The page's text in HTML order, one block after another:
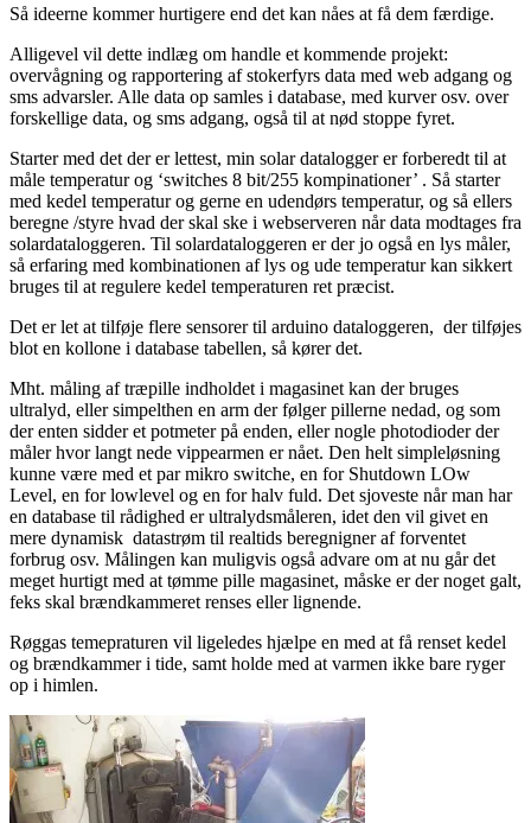
Så ideerne kommer hurtigere end det kan nåes at få dem færdige.
Alligevel vil dette indlæg om handle et kommende projekt:
overvågning og rapportering af stokerfyrs data med web adgang og
sms advarsler. Alle data op samles i database, med kurver osv. over
forskellige data, og sms adgang, også til at nød stoppe fyret.
Starter med det der er lettest, min solar datalogger er forberedt til at
måle temperatur og ‘switches 8 bit/255 kompinationer’ . Så starter
med kedel temperatur og gerne en udendørs temperatur, og så ellers
beregne /styre hvad der skal ske i webserveren når data modtages fra
solardataloggeren. Til solardataloggeren er der jo også en lys måler,
så erfaring med kombinationen af lys og ude temperatur kan sikkert
bruges til at regulere kedel temperaturen ret præcist.
Det er let at tilføje flere sensorer til arduino dataloggeren, der tilføjes
blot en kollone i database tabellen, så kører det.
Mht. måling af træpille indholdet i magasinet kan der bruges
ultralyd, eller simpelthen en arm der følger pillerne nedad, og som
der enten sidder et potmeter på enden, eller nogle photodioder der
måler hvor langt nede vippearmen er nået. Den helt simpleløsning
kunne være med et par mikro switche, en for Shutdown LOw
Level, en for lowlevel og en for halv fuld. Det sjoveste når man har
en database til rådighed er ultralydsmåleren, idet den vil givet en
mere dynamisk datastrøm til realtids beregnigner af forventet
forbrug osv. Målingen kan muligvis også advare om at nu går det
meget hurtigt med at tømme pille magasinet, måske er der noget galt,
feks skal brændkammeret renses eller lignende.
Røggas temepraturen vil ligeledes hjælpe en med at få renset kedel
og brændkammer i tide, samt holde med at varmen ikke bare ryger
op i himlen.